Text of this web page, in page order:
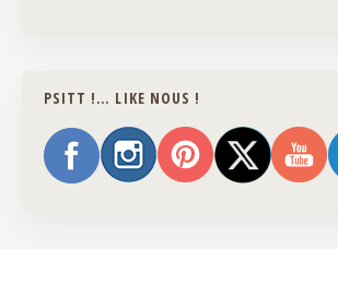
PSITT !… LIKE NOUS !